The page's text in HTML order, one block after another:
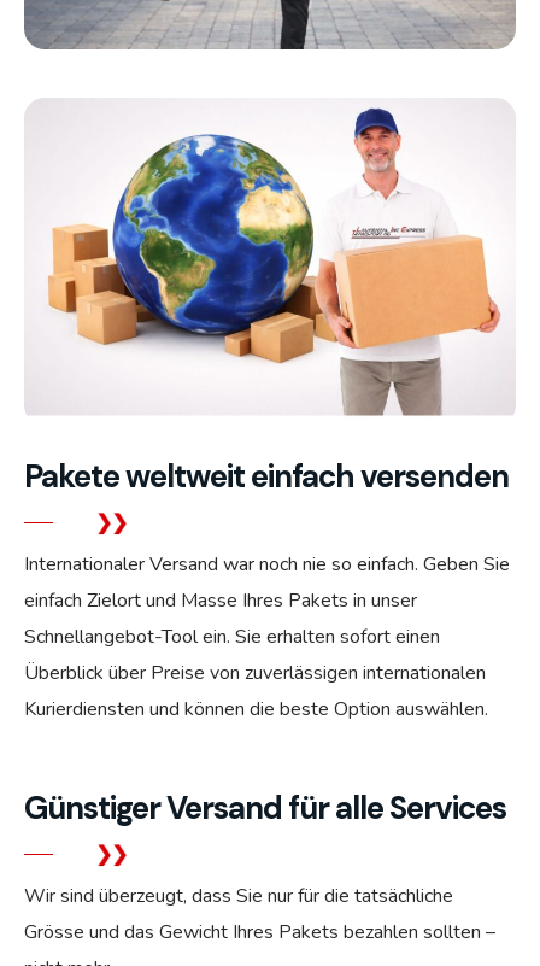
Pakete weltweit einfach versenden
Internationaler Versand war noch nie so einfach. Geben Sie
einfach Zielort und Masse Ihres Pakets in unser
Schnellangebot-Tool ein. Sie erhalten sofort einen
Überblick über Preise von zuverlässigen internationalen
Kurierdiensten und können die beste Option auswählen.
Günstiger Versand für alle Services
Wir sind überzeugt, dass Sie nur für die tatsächliche
Grösse und das Gewicht Ihres Pakets bezahlen sollten –